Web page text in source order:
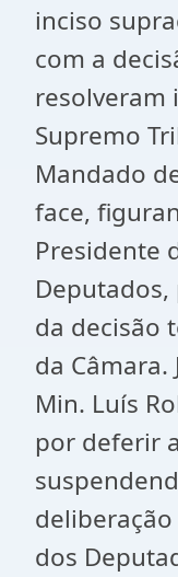
inciso
com a
resolveram
Supremo
Mandado
face,
Presidente
da decisão
da
Min. Luís
por deferir
dos